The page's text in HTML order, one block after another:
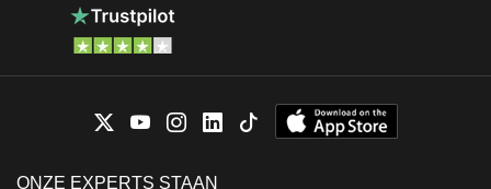
ONZE EXPERTS STAAN